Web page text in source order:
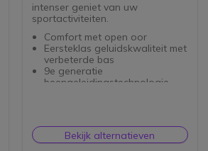
intenser geniet van uw
sportactiviteiten.
Comfort met open oor
Eersteklas geluidskwaliteit met
verbeterde bas
9e generatie
beengeleidingstechnologie
Bekijk alternatieven